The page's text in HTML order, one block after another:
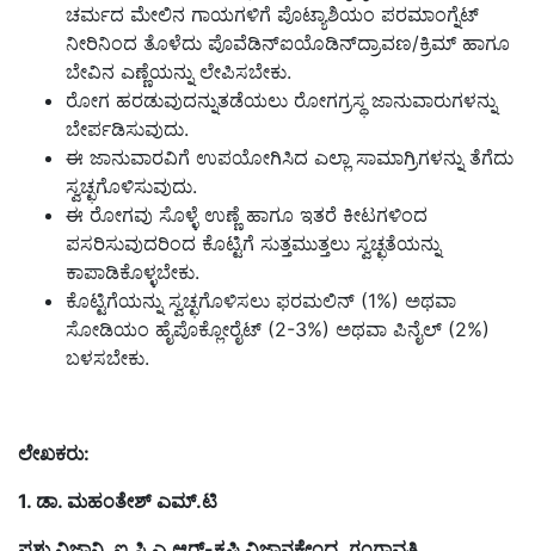
ಚರ್ಮದ ಮೇಲಿನ ಗಾಯಗಳಿಗೆ ಪೊಟ್ಯಾಶಿಯಂ ಪರಮಾಂಗ್ನೆಟ್
ನೀರಿನಿಂದ ತೊಳೆದು ಪೊವೆಡಿನ್‍ಐಯೊಡಿನ್‍ದ್ರಾವಣ/ಕ್ರಿಮ್ ಹಾಗೂ
ಬೇವಿನ ಎಣ್ಣೆಯನ್ನು ಲೇಪಿಸಬೇಕು.
ರೋಗ ಹರಡುವುದನ್ನುತಡೆಯಲು ರೋಗಗ್ರಸ್ಥ ಜಾನುವಾರುಗಳನ್ನು
ಬೇರ್ಪಡಿಸುವುದು.
ಈ ಜಾನುವಾರವಿಗೆ ಉಪಯೋಗಿಸಿದ ಎಲ್ಲಾ ಸಾಮಾಗ್ರಿಗಳನ್ನು ತೆಗೆದು
ಸ್ವಚ್ಛಗೊಳಿಸುವುದು.
ಈ ರೋಗವು ಸೊಳ್ಳೆ ಉಣ್ಣೆ ಹಾಗೂ ಇತರೆ ಕೀಟಗಳಿಂದ
ಪಸರಿಸುವುದರಿಂದ ಕೊಟ್ಟಿಗೆ ಸುತ್ತಮುತ್ತಲು ಸ್ವಚ್ಛತೆಯನ್ನು
ಕಾಪಾಡಿಕೊಳ್ಳಬೇಕು.
ಕೊಟ್ಟಿಗೆಯನ್ನು ಸ್ವಚ್ಛಗೊಳಿಸಲು ಫರಮಲಿನ್ (1%) ಅಥವಾ
ಸೋಡಿಯಂ ಹೈಪೊಕ್ಲೋರೈಟ್ (2-3%) ಅಥವಾ ಪಿನೈಲ್ (2%)
ಬಳಸಬೇಕು.
ಲೇಖಕರು:
1. ಡಾ. ಮಹಂತೇಶ್‍ ಎಮ್.ಟಿ